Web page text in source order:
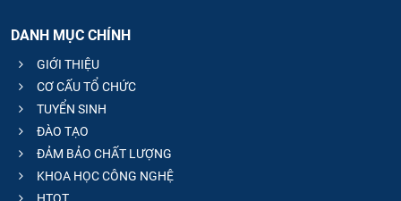
DANH MỤC CHÍNH
GIỚI THIỆU
CƠ CẤU TỔ CHỨC
TUYỂN SINH
ĐÀO TẠO
ĐẢM BẢO CHẤT LƯỢNG
KHOA HỌC CÔNG NGHỆ